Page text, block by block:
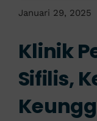
Januari 29, 2025
Klinik
Sifilis,